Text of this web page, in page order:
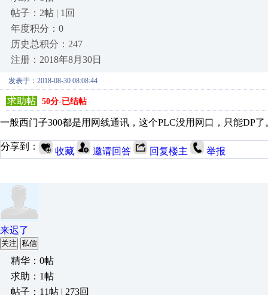
帖子：2帖 | 1回
年度积分：0
历史总积分：247
注册：2018年8月30日
发表于：2018-08-30 08:08:44
求助帖 50分-已结帖
一般西门子300都是用网线通讯，这个PLC没用网口，只能DP
分享到： 收藏 邀请回答 回复楼主 举报
来迟了
关注 私信
精华：0帖
求助：1帖
帖子：11帖 | 273回